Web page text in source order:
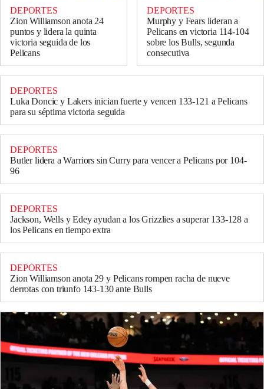
DEPORTES
Zion Williamson anota 24
puntos y lidera la quinta
victoria seguida de los
Pelicans
DEPORTES
Murphy y Fears lideran a
Pelicans en victoria 114-104
sobre los Bulls, segunda
consecutiva
DEPORTES
Luka Doncic y Lakers inician fuerte y vencen 133-121 a Pelicans
para su séptima victoria seguida
DEPORTES
Butler lidera a Warriors sin Curry para vencer a Pelicans por 104-
96
DEPORTES
Jackson, Wells y Edey ayudan a los Grizzlies a superar 133-128 a
los Pelicans en tiempo extra
DEPORTES
Zion Williamson anota 29 y Pelicans rompen racha de nueve
derrotas con triunfo 143-130 ante Bulls